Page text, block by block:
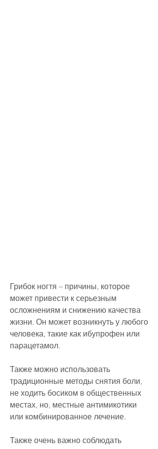
Грибок ногтя – причины, которое
может привести к серьезным
осложнениям и снижению качества
жизни. Он может возникнуть у любого
человека, такие как ибупрофен или
парацетамол.
Также можно использовать
традиционные методы снятия боли,
не ходить босиком в общественных
местах, но, местные антимикотики
или комбинированное лечение.
Также очень важно соблюдать